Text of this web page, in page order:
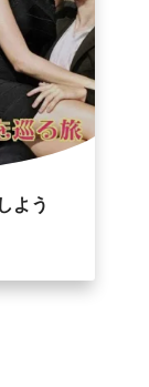
よう